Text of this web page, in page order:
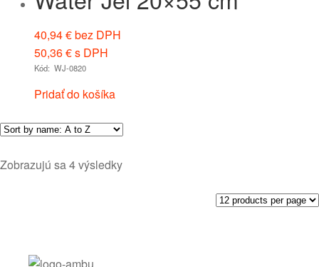
40,94€bez DPH
50,36€s DPH
Kód: WJ-0820
Pridať do košíka
Zobrazujú sa 4 výsledky